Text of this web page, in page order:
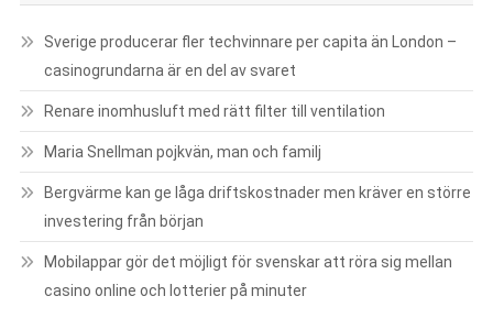
Sverige producerar fler techvinnare per capita än London –
casinogrundarna är en del av svaret
Renare inomhusluft med rätt filter till ventilation
Maria Snellman pojkvän, man och familj
Bergvärme kan ge låga driftskostnader men kräver en större
investering från början
Mobilappar gör det möjligt för svenskar att röra sig mellan
casino online och lotterier på minuter